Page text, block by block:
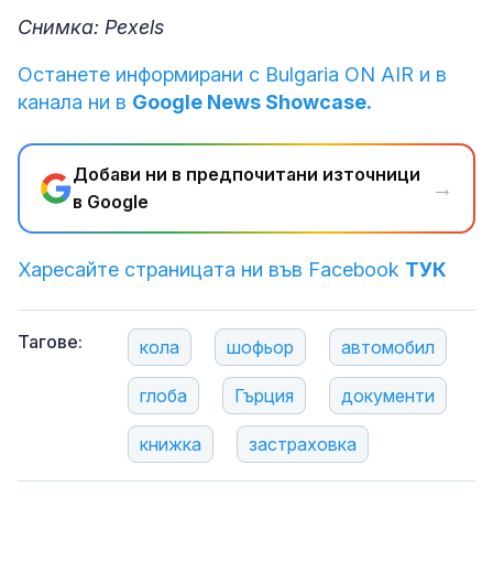
Снимка: Pexels
Останете информирани с Bulgaria ON AIR и в
канала ни в Google News Showcase.
Добави ни в предпочитани източници
в Google
→
Харесайте страницата ни във Facebook ТУК
Тагове: кола шофьор автомобил
глоба Гърция документи
книжка застраховка